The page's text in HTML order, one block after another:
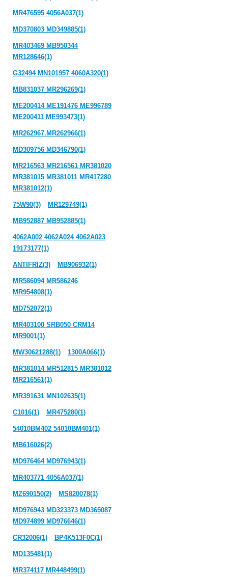
MR476595 4056A037(1)
MD370803 MD349885(1)
MR403469 MB950344
MR128646(1)
G32494 MN101957 4060A320(1)
MB831037 MR296269(1)
ME200414 ME191476 ME996789
ME200411 ME993473(1)
MR262967.MR262966(1)
MD309756 MD346790(1)
MR216563 MR216561 MR381020
MR381015 MR381011 MR417280
MR381012(1)
75W90(3) MR129749(1)
MB952887 MB952885(1)
4062A002 4062A024 4062A023
19173177(1)
ANTIFRIZ(3) MB906932(1)
MR586094 MR586246
MR954808(1)
MD752072(1)
MR403100 SRB050 CRM14
MR9001(1)
MW30621288(1) 1300A066(1)
MR381014 MR512815 MR381012
MR216561(1)
MR391631 MN102635(1)
C1016(1) MR475280(1)
54010BM402 54010BM401(1)
MB616026(2)
MD976464 MD976943(1)
MR403771 4056A037(1)
MZ690150(2) MS820078(1)
MD976943 MD323373 MD365087
MD974899 MD976646(1)
CR32006(1) BP4K513F0C(1)
MD135481(1)
MR374117 MR448499(1)